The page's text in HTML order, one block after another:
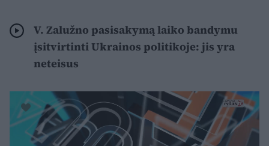
V. Zalužno pasisakymą laiko bandymu
įsitvirtinti Ukrainos politikoje: jis yra
neteisus